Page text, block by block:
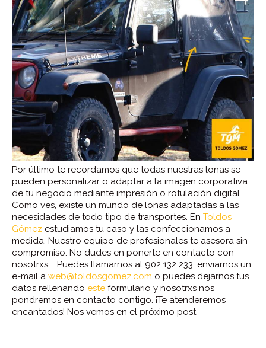
Por último te recordamos que todas nuestras lonas se
pueden personalizar o adaptar a la imagen corporativa
de tu negocio mediante impresión o rotulación digital.
Como ves, existe un mundo de lonas adaptadas a las
necesidades de todo tipo de transportes. En Toldos
Gómez estudiamos tu caso y las confeccionamos a
medida. Nuestro equipo de profesionales te asesora sin
compromiso. No dudes en ponerte en contacto con
nosotrxs. Puedes llamarnos al 902 132 233, enviarnos un
e-mail a web@toldosgomez.com o puedes dejarnos tus
datos rellenando este formulario y nosotrxs nos
pondremos en contacto contigo. ¡Te atenderemos
encantados! Nos vemos en el próximo post.